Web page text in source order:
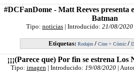
#DCFanDome - Matt Reeves presenta
Batman
Tipo: noticias | Introducido: 21/08/2020
Etiquetas: Rodajes/ Cine + Cómic/
¡¡¡(Parece que) Por fin se estrena
Tipo: imagen| Introducido: 19/08/2020|